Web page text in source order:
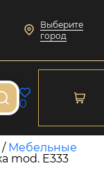
Выберите
город
0
/ Мебельные
mod. E333